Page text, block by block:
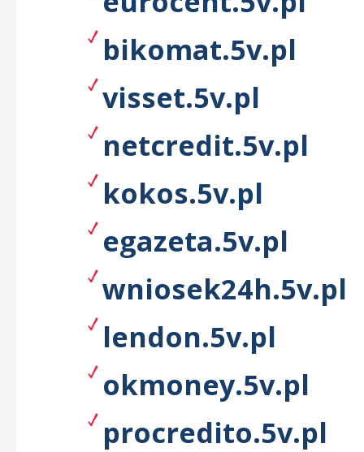
bikomat.5v.pl
visset.5v.pl
netcredit.5v.pl
kokos.5v.pl
egazeta.5v.pl
wniosek24h.5v.pl
lendon.5v.pl
okmoney.5v.pl
procredito.5v.pl